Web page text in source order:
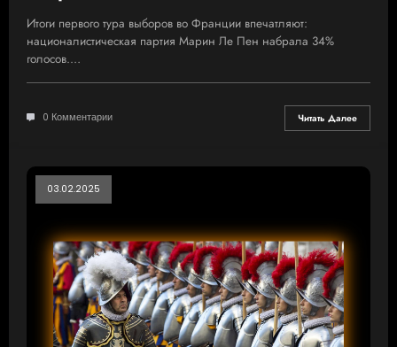
Итоги первого тура выборов во Франции впечатляют:
националистическая партия Марин Ле Пен набрала 34%
голосов.…
0 Комментарии Читать Далее
03.02.2025